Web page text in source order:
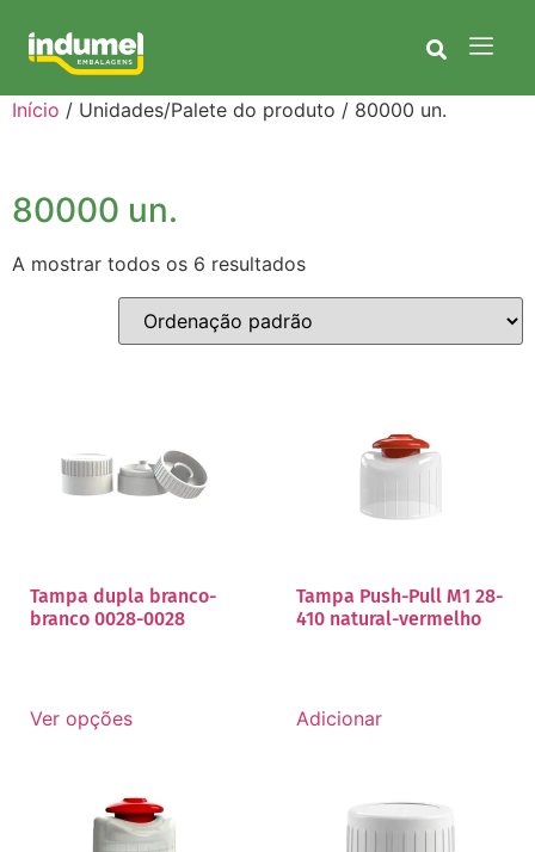
Início / Unidades/Palete do produto / 80000 un.
80000 un.
A mostrar todos os 6 resultados
Tampa dupla branco-
branco 0028-0028
Ver opções
Tampa Push-Pull M1 28-
410 natural-vermelho
Adicionar